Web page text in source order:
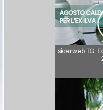
siderweb TG.